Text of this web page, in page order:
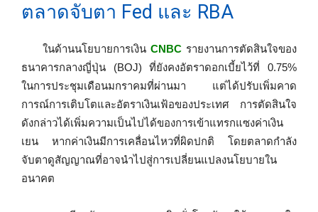
ตลาดจับตา Fed และ RBA
ในด้านนโยบายการเงิน CNBC รายงานการตัดสินใจของ
ธนาคารกลางญี่ปุ่น (BOJ) ที่ยังคงอัตราดอกเบี้ยไว้ที่ 0.75%
ในการประชุมเดือนมกราคมที่ผ่านมา แต่ได้ปรับเพิ่มคาด
การณ์การเติบโตและอัตราเงินเฟ้อของประเทศ การตัดสินใจ
ดังกล่าวได้เพิ่มความเป็นไปได้ของการเข้าแทรกแซงค่าเงิน
เยน หากค่าเงินมีการเคลื่อนไหวที่ผิดปกติ โดยตลาดกำลัง
จับตาดูสัญญาณที่อาจนำไปสู่การเปลี่ยนแปลงนโยบายใน
อนาคต